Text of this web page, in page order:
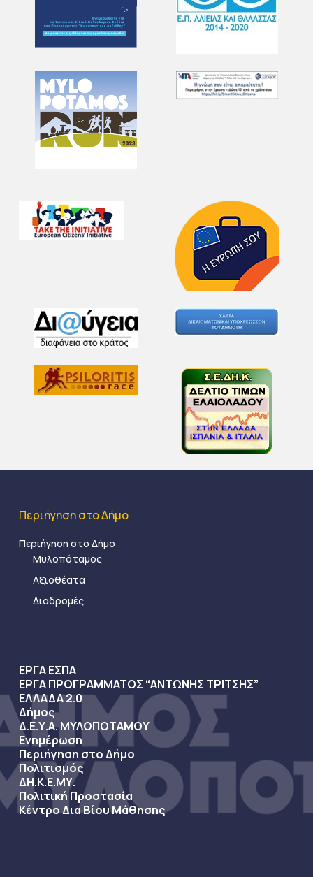
Περιήγηση στο Δήμο
Περιήγηση στο Δήμο
Μυλοπόταμος
Αξιοθέατα
Διαδρομές
ΕΡΓΑ ΕΣΠΑ
ΕΡΓΑ ΠΡΟΓΡΑΜΜΑΤΟΣ “ΑΝΤΩΝΗΣ ΤΡΙΤΣΗΣ”
ΕΛΛΑΔΑ 2.0
Δήμος
Δ.Ε.Υ.Α. ΜΥΛΟΠΟΤΑΜΟΥ
Ενημέρωση
Περιήγηση στο Δήμο
Πολιτισμός
ΔΗ.Κ.Ε.ΜΥ.
Πολιτική Προστασία
Κέντρο Δια Βίου Μάθησης